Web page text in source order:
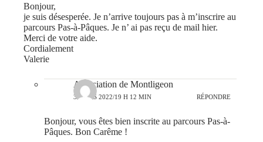
Bonjour,
je suis désesperée. Je n’arrive toujours pas à m’inscrire au
parcours Pas-à-Pâques. Je n’ ai pas reçu de mail hier.
Merci de votre aide.
Cordialement
Valerie
Association de Montligeon
3 MARS 2022/19 H 12 MIN RÉPONDRE
Bonjour, vous êtes bien inscrite au parcours Pas-à-
Pâques. Bon Carême !